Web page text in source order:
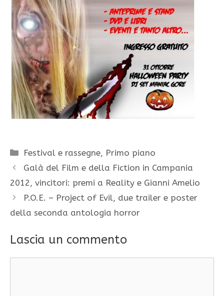
Categorie
Festival e rassegne, Primo piano
Galà del Film e della Fiction in Campania
2012, vincitori: premi a Reality e Gianni Amelio
P.O.E. – Project of Evil, due trailer e poster
della seconda antologia horror
Lascia un commento